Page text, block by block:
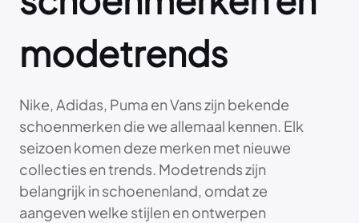
modetrends
Nike, Adidas, Puma en Vans zijn bekende
schoenmerken die we allemaal kennen. Elk
seizoen komen deze merken met nieuwe
collecties en trends. Modetrends zijn
belangrijk in schoenenland, omdat ze
aangeven welke stijlen en ontwerpen